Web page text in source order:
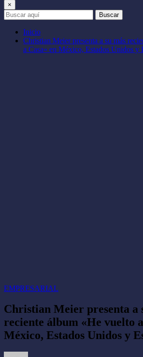
×
Buscar
Inicio
Christian Meier presenta a su más
a Casa» en México, Estados Unidos y
EMPRESARIAL
Christian Meier presenta a
reciente álbum «He vuelto
México, Estados Unidos y